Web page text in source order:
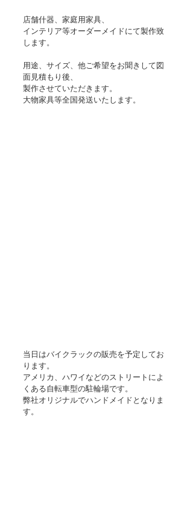
店舗什器、家庭用家具、
インテリア等オーダーメイドにて製作致
します。
用途、サイズ、他ご希望をお聞きして図
面見積もり後、
製作させていただきます。
大物家具等全国発送いたします。
当日はバイクラックの販売を予定してお
ります。
アメリカ、ハワイなどのストリートによ
くある自転車型の駐輪場です。
弊社オリジナルでハンドメイドとなりま
す。